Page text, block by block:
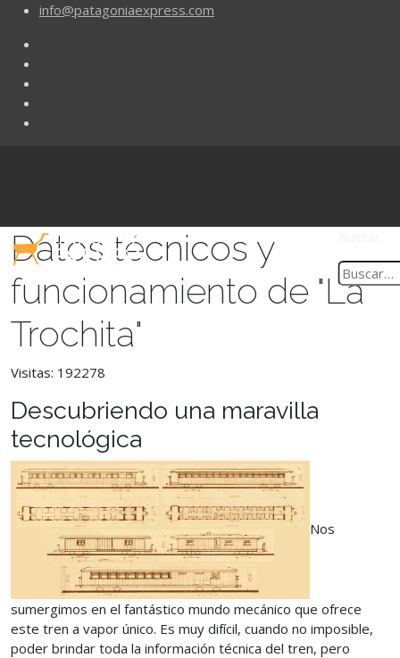
info@patagoniaexpress.com
Datos técnicos y
funcionamiento de "La
Trochita"
Visitas: 192278
Descubriendo una maravilla
tecnológica
Nos
sumergimos en el fantástico mundo mecánico que ofrece
este tren a vapor único. Es muy difícil, cuando no imposible,
poder brindar toda la información técnica del tren, pero